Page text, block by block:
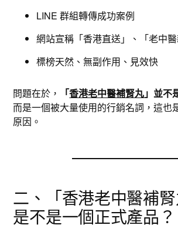
LINE 群組轉傳成功案例
網站宣稱「香港直送」、「老中醫
標榜天然、無副作用、見效快
問題在於， 「香港老中醫補腎丸」並不
而是一個被大量使用的行銷名詞，這也
原因。
二、「香港老中醫補
是不是一個正式產品？